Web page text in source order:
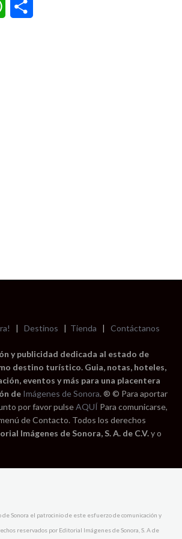
WhatsApp
| Destinos | Tienda | Contáctanos
y publicidad dedicada al estado de
destino turístico. Guia, notas, hoteles,
eventos y más para una placentera
de Imágenes de Sonora. ® © Para aportar
por favor pulseAQUÍ Para comunicarse,
de Contacto. Todos los derechos
Imágenes de Sonora, S. A. de C.V.y o
Sonora el patrocinio de este esfuerzo de comunicación y
reservados por Editorial Imágenes de Sonora, S. A de